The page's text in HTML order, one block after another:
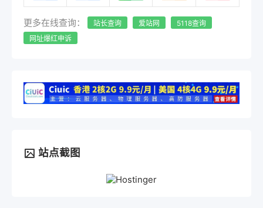
更多在线查询： 站长查询 爱站网
5118查询
网址爆红申诉
站点截图